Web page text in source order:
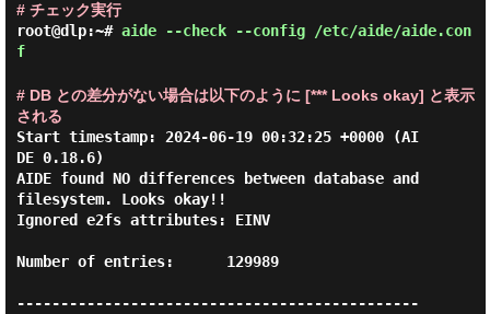
# チェック実行
root@dlp:~# aide --check --config /etc/aide/aide.con
f
# DB との差分がない場合は以下のように [*** Looks okay] と表示
される
Start timestamp: 2024-06-19 00:32:25 +0000 (AI
DE 0.18.6)
AIDE found NO differences between database and
filesystem. Looks okay!!
Ignored e2fs attributes: EINV
Number of entries:      129989
----------------------------------------------